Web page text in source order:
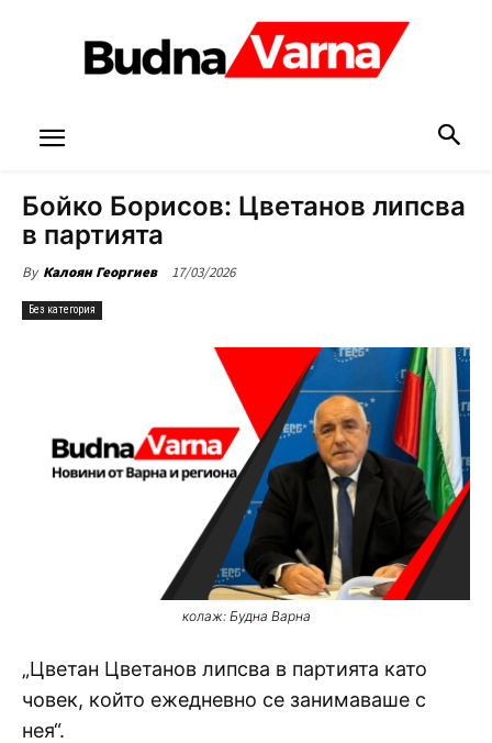
Бойко Борисов: Цветанов липсва
в партията
By Калоян Георгиев 17/03/2026
Без категория
колаж: Будна Варна
„Цветан Цветанов липсва в партията като
човек, който ежедневно се занимаваше с
нея“.